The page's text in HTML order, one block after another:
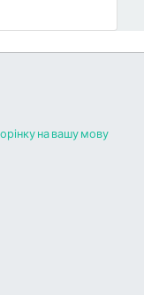
на вашу мову